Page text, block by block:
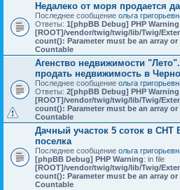
Недалеко от моря продается
Последнее сообщение ольга
Ответы: 1[phpBB Debug] PHP Warning
[ROOT]/vendor/twig/twig/lib/Twig/
count(): Parameter must be an array
Countable
Агенство недвижимости
продать недвижимость в
Последнее сообщение ольга
Ответы: 2[phpBB Debug] PHP Warning
[ROOT]/vendor/twig/twig/lib/Twig/
count(): Parameter must be an array
Countable
Дачный участок 5 соток в СНТ
поселка
Последнее сообщение ольга
[phpBB Debug] PHP Warning: in file
[ROOT]/vendor/twig/twig/lib/Twig/
count(): Parameter must be an array
Countable